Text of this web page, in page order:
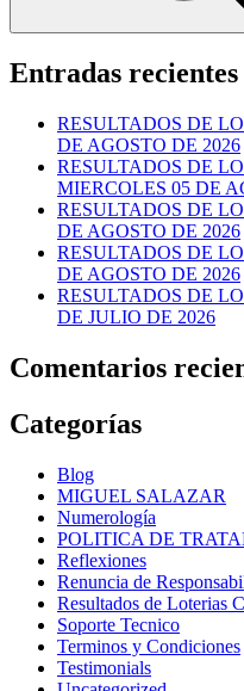
Entradas recientes
RESULTADOS DE
DE AGOSTO DE 2026
RESULTADOS DE
MIERCOLES 05 DE
RESULTADOS DE
DE AGOSTO DE 2026
RESULTADOS DE
DE AGOSTO DE 2026
RESULTADOS DE
DE JULIO DE 2026
Comentarios
Categorías
Blog
MIGUEL SALAZAR
Numerología
POLITICA DE
Reflexiones
Renuncia de
Resultados de Loterias
Soporte Tecnico
Terminos y Condiciones
Testimonials